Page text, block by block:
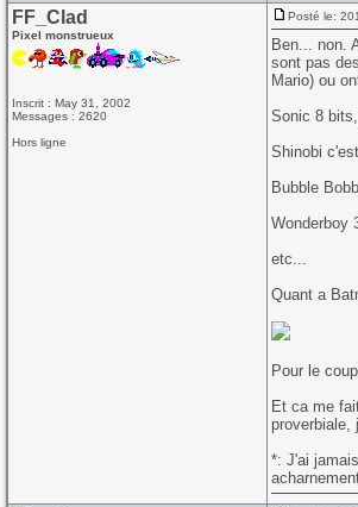
FF_Clad
Pixel monstrueux
Inscrit : May 31, 2002
Messages : 2620
Hors ligne
Posté le:
Ben... non.
sont pas
Mario) ou
Sonic 8
Shinobi
Bubble
Wonderboy
etc...
Quant a
Pour le
Et ca me
proverbiale,
*: J'ai